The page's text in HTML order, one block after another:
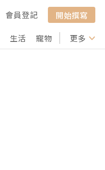
會員登記
開始撰寫
生活 寵物 行山 打卡
更多